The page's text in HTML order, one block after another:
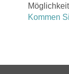
Kommen